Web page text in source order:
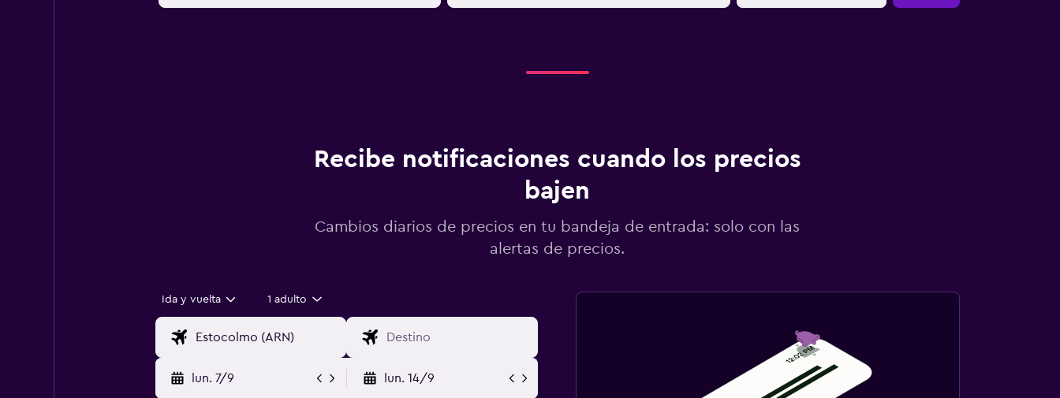
Recibe notificaciones cuando los precios
bajen
Cambios diarios de precios en tu bandeja de entrada: solo con las
alertas de precios.
Ida y vuelta 1 adulto
lun. 7/9 lun. 14/9